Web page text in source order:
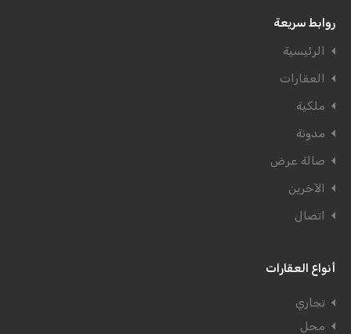
روابط سريعة
الرئيسية
العقارات
ملكية
مدونة
صالة عرض
الآخرين
اتصال
أنواع العقارات
تجاري
محل